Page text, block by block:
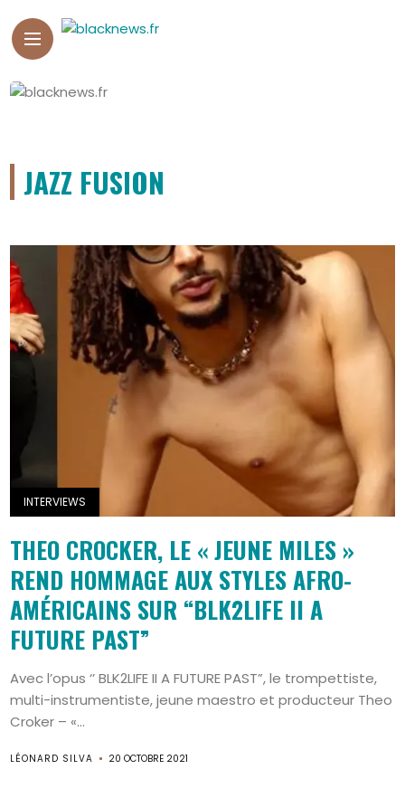
JAZZ FUSION
INTERVIEWS
THEO CROCKER, LE « JEUNE MILES »
REND HOMMAGE AUX STYLES AFRO-
AMÉRICAINS SUR “BLK2LIFE II A
FUTURE PAST”
Avec l’opus ‘’ BLK2LIFE II A FUTURE PAST”, le trompettiste,
multi-instrumentiste, jeune maestro et producteur Theo
Croker – «...
LÉONARD SILVA 20 OCTOBRE 2021